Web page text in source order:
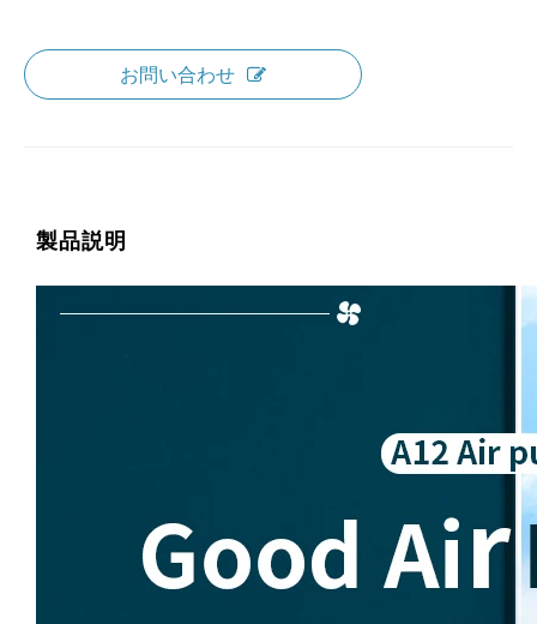
お問い合わせ
製品説明